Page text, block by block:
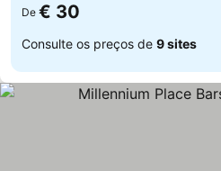
De € 30
Consulte os preços de 9 sites